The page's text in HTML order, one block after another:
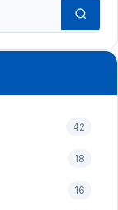
42
18
16